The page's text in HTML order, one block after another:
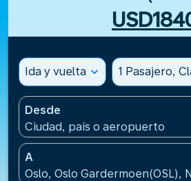
Ida y vuelta expand_more 1 Pasajero,
Desde
Ciudad, país o aeropuerto
A
Oslo, Oslo Gardermoen(OSL),